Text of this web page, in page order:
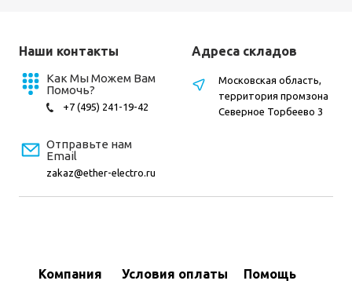
Наши контакты
Как Мы Можем Вам
Помочь?
+7 (495) 241-19-42
Отправьте нам
Email
zakaz@ether-electro.ru
Компания
Условия оплаты
Помощь
Адреса складов
Московская область,
территория промзона
Северное Торбеево 3